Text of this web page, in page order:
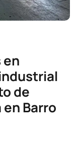
en
de
Barro